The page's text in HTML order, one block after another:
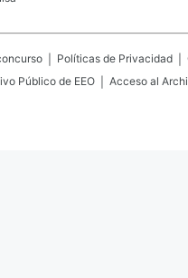
Políticas de Privacidad
Público de EEO
Acceso al